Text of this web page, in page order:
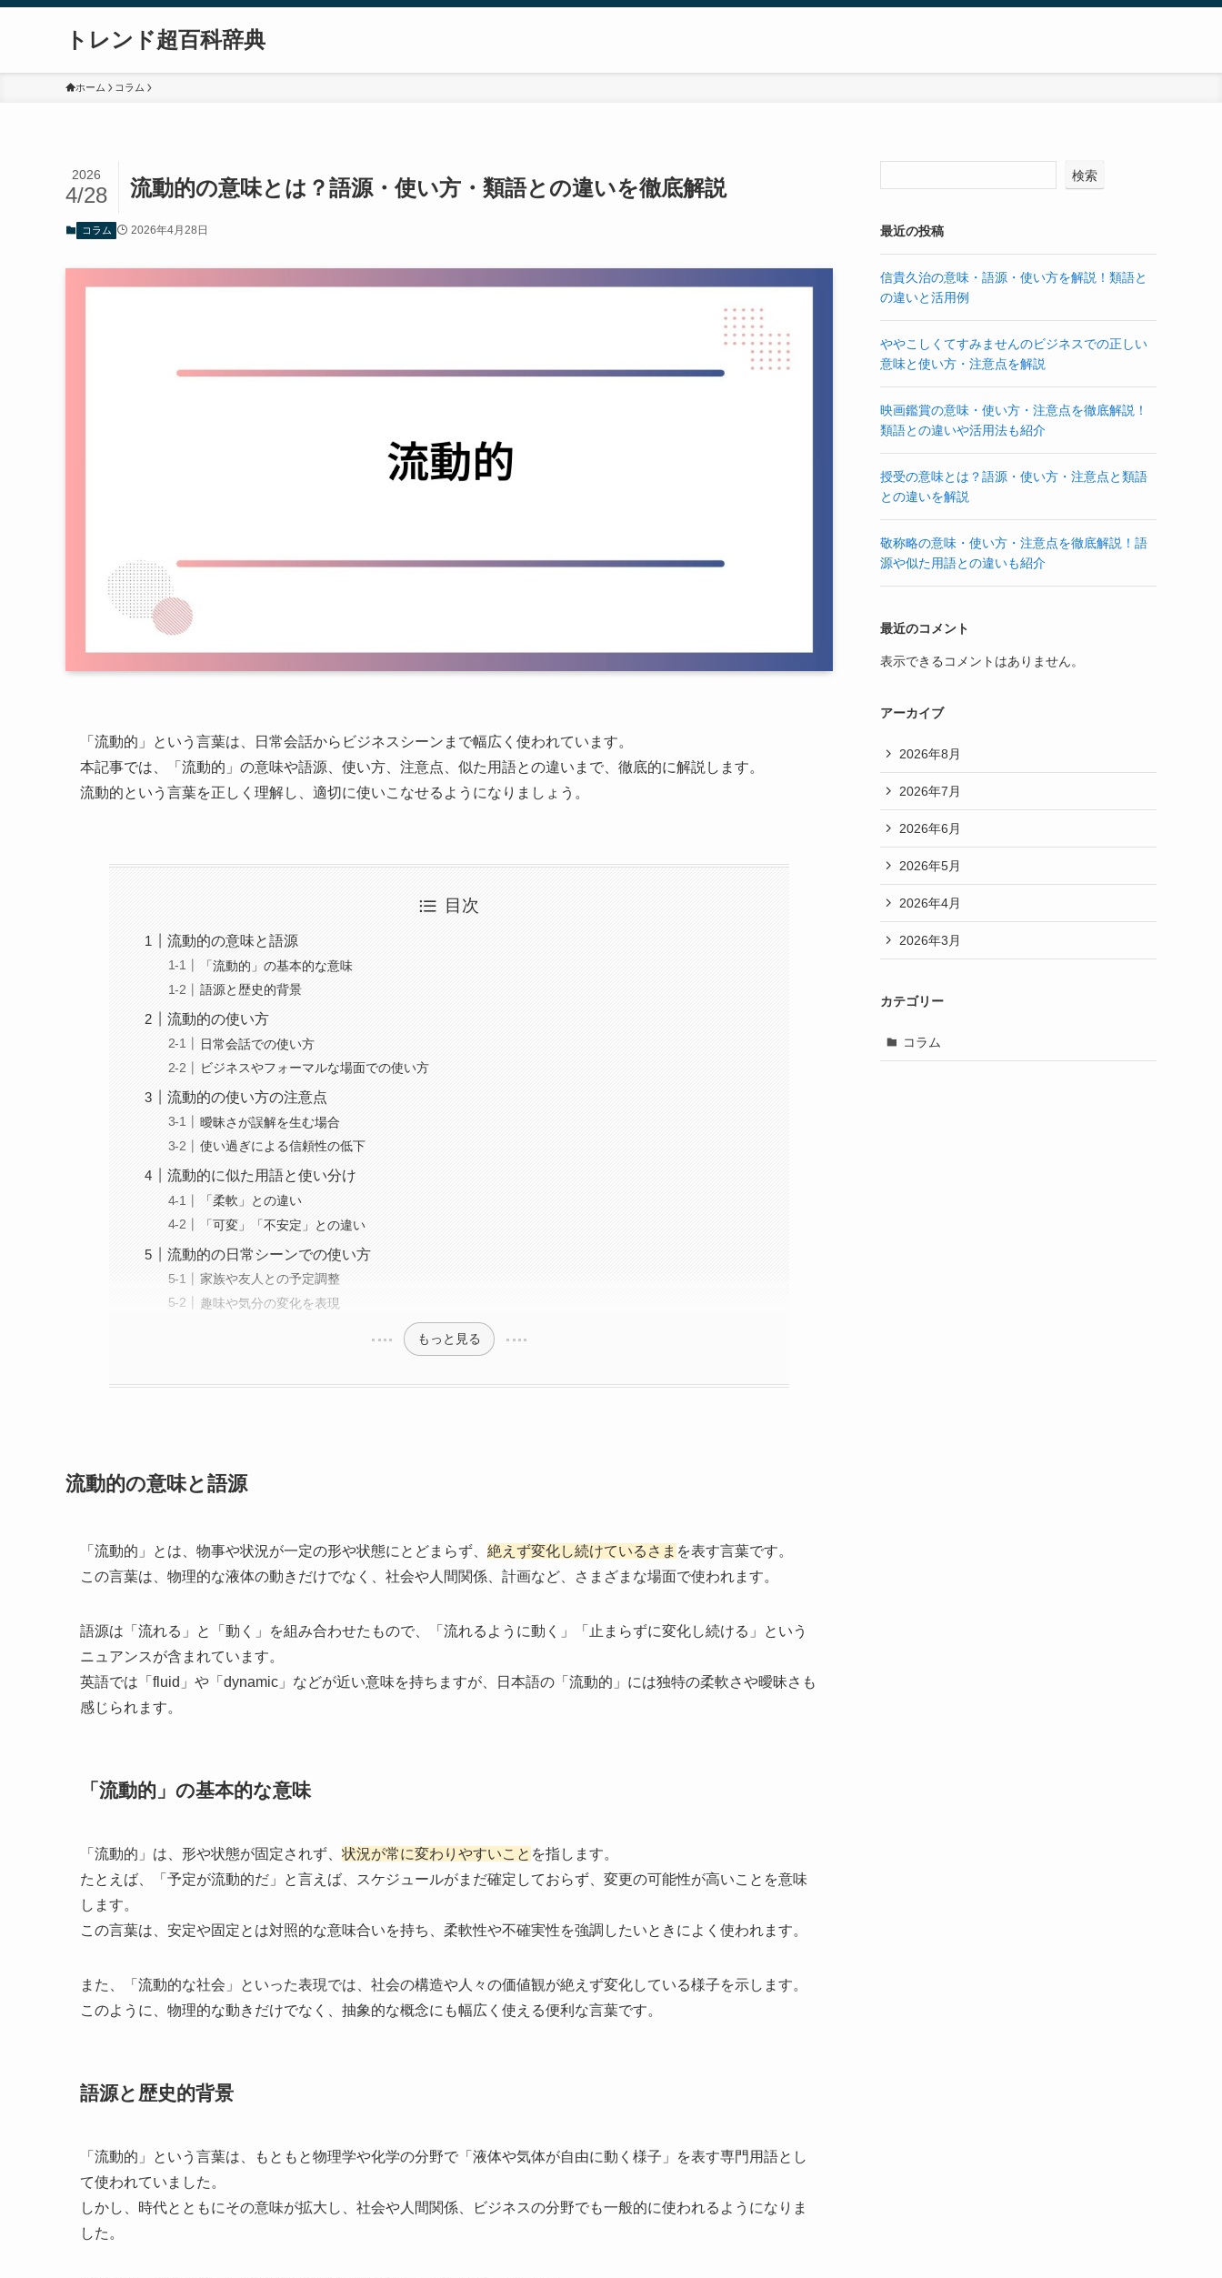
トレンド超百科辞典
ホーム コラム
流動的の意味とは？語源・使い方・類語との違いを徹底解説
2026
4/28
コラム 2026年4月28日
「流動的」という言葉は、日常会話からビジネスシーンまで幅広く使われています。
本記事では、「流動的」の意味や語源、使い方、注意点、似た用語との違いまで、徹底的に解説します。
流動的という言葉を正しく理解し、適切に使いこなせるようになりましょう。
目次
流動的の意味と語源
「流動的」の基本的な意味
語源と歴史的背景
流動的の使い方
日常会話での使い方
ビジネスやフォーマルな場面での使い方
流動的の使い方の注意点
曖昧さが誤解を生む場合
使い過ぎによる信頼性の低下
流動的に似た用語と使い分け
「柔軟」との違い
「可変」「不安定」との違い
流動的の日常シーンでの使い方
家族や友人との予定調整
趣味や気分の変化を表現
もっと見る
流動的の意味と語源
「流動的」とは、物事や状況が一定の形や状態にとどまらず、 絶えず変化し続けているさま を表す言葉です。
この言葉は、物理的な液体の動きだけでなく、社会や人間関係、計画など、さまざまな場面で使われます。
語源は「流れる」と「動く」を組み合わせたもので、「流れるように動く」「止まらずに変化し続ける」という
ニュアンスが含まれています。
英語では「fluid」や「dynamic」などが近い意味を持ちますが、日本語の「流動的」には独特の柔軟さや曖昧さも
感じられます。
「流動的」の基本的な意味
「流動的」は、形や状態が固定されず、 状況が常に変わりやすいこと を指します。
たとえば、「予定が流動的だ」と言えば、スケジュールがまだ確定しておらず、変更の可能性が高いことを意味
します。
この言葉は、安定や固定とは対照的な意味合いを持ち、柔軟性や不確実性を強調したいときによく使われます。
また、「流動的な社会」といった表現では、社会の構造や人々の価値観が絶えず変化している様子を示します。
このように、物理的な動きだけでなく、抽象的な概念にも幅広く使える便利な言葉です。
語源と歴史的背景
「流動的」という言葉は、もともと物理学や化学の分野で「液体や気体が自由に動く様子」を表す専門用語とし
て使われていました。
しかし、時代とともにその意味が拡大し、社会や人間関係、ビジネスの分野でも一般的に使われるようになりま
した。
検索
最近の投稿
信貴久治の意味・語源・使い方を解説！類語と
の違いと活用例
ややこしくてすみませんのビジネスでの正しい
意味と使い方・注意点を解説
映画鑑賞の意味・使い方・注意点を徹底解説！
類語との違いや活用法も紹介
授受の意味とは？語源・使い方・注意点と類語
との違いを解説
敬称略の意味・使い方・注意点を徹底解説！語
源や似た用語との違いも紹介
最近のコメント
表示できるコメントはありません。
アーカイブ
2026年8月
2026年7月
2026年6月
2026年5月
2026年4月
2026年3月
カテゴリー
コラム